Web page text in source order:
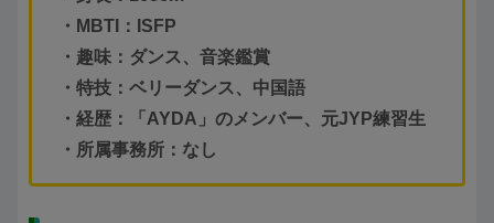
・MBTI：ISFP
・趣味：ダンス、音楽鑑賞
・特技：ベリーダンス、中国語
・経歴：「AYDA」のメンバー、元JYP練習生
・所属事務所：なし